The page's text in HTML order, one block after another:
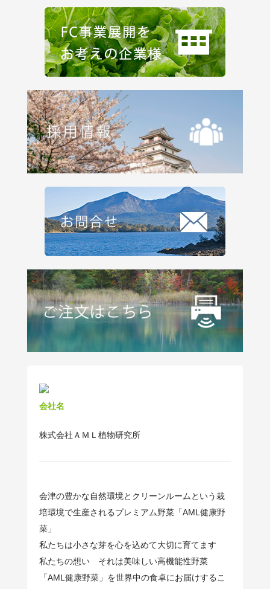
会社名
株式会社ＡＭＬ植物研究所
会津の豊かな自然環境とクリーンルームという栽
培環境で生産されるプレミアム野菜「AML健康野
菜」
私たちは小さな芽を心を込めて大切に育てます
私たちの想い それは美味しい高機能性野菜
「AML健康野菜」を世界中の食卓にお届けするこ